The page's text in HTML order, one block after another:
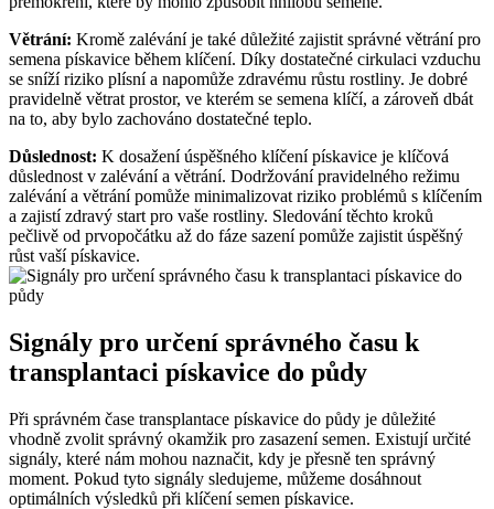
Větrání: Kromě zalévání je také důležité zajistit správné větrání pro
semena pískavice během klíčení. Díky dostatečné cirkulaci vzduchu
se sníží riziko plísní a napomůže zdravému růstu rostliny. Je dobré
pravidelně větrat prostor, ve kterém se semena klíčí, a zároveň dbát
na to, aby bylo zachováno dostatečné teplo.
Důslednost: K dosažení úspěšného klíčení pískavice je klíčová
důslednost v zalévání a větrání. Dodržování pravidelného režimu
zalévání a větrání pomůže minimalizovat riziko problémů s klíčením
a zajistí zdravý start pro vaše rostliny. Sledování těchto kroků
pečlivě od prvopočátku až do fáze sazení pomůže zajistit úspěšný
růst vaší pískavice.
Signály pro určení správného času k
transplantaci pískavice do půdy
Při správném čase transplantace pískavice do půdy je důležité
vhodně zvolit správný okamžik pro zasazení semen. Existují určité
signály, které nám mohou naznačit, kdy je přesně ten správný
moment. Pokud tyto signály sledujeme, můžeme dosáhnout
optimálních výsledků při klíčení semen pískavice.